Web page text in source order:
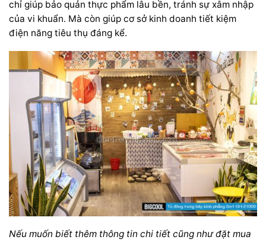
chỉ giúp bảo quản thực phẩm lâu bền, tránh sự xâm nhập
của vi khuẩn. Mà còn giúp cơ sở kinh doanh tiết kiệm
điện năng tiêu thụ đáng kể.
Nếu muốn biết thêm thông tin chi tiết cũng như đặt mua